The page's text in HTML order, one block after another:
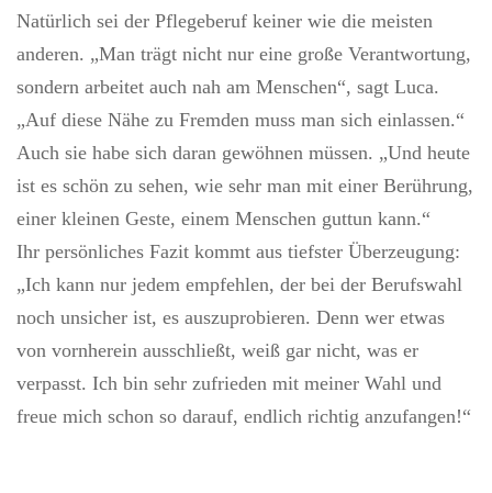
Natürlich sei der Pflegeberuf keiner wie die meisten
anderen. „Man trägt nicht nur eine große Verantwortung,
sondern arbeitet auch nah am Menschen“, sagt Luca.
„Auf diese Nähe zu Fremden muss man sich einlassen.“
Auch sie habe sich daran gewöhnen müssen. „Und heute
ist es schön zu sehen, wie sehr man mit einer Berührung,
einer kleinen Geste, einem Menschen guttun kann.“
Ihr persönliches Fazit kommt aus tiefster Überzeugung:
„Ich kann nur jedem empfehlen, der bei der Berufswahl
noch unsicher ist, es auszuprobieren. Denn wer etwas
von vornherein ausschließt, weiß gar nicht, was er
verpasst. Ich bin sehr zufrieden mit meiner Wahl und
freue mich schon so darauf, endlich richtig anzufangen!“